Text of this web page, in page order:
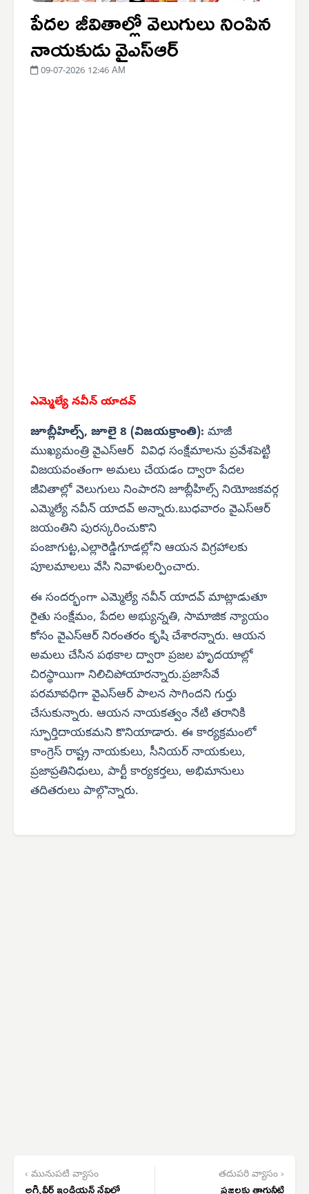
పేదల జీవితాల్లో వెలుగులు నింపిన
నాయకుడు వైఎస్‌ఆర్
09-07-2026 12:46 AM
ఎమ్మెల్యే నవీన్ యాదవ్
జూబ్లీహిల్స్, జూలై 8 (విజయక్రాంతి): మాజీ
ముఖ్యమంత్రి వైఎస్‌ఆర్ వివిధ సంక్షేమాలను ప్రవేశపెట్టి
విజయవంతంగా అమలు చేయడం ద్వారా పేదల
జీవితాల్లో వెలుగులు నింపారని జూబ్లీహిల్స్ నియోజకవర్గ
ఎమ్మెల్యే నవీన్ యాదవ్ అన్నారు.బుధవారం వైఎస్‌ఆర్
జయంతిని పురస్కరించుకొని
పంజాగుట్ట,ఎల్లారెడ్డిగూడల్లోని ఆయన విగ్రహాలకు
పూలమాలలు వేసి నివాళులర్పించారు.
ఈ సందర్భంగా ఎమ్మెల్యే నవీన్ యాదవ్ మాట్లాడుతూ
రైతు సంక్షేమం, పేదల అభ్యున్నతి, సామాజిక న్యాయం
కోసం వైఎస్‌ఆర్ నిరంతరం కృషి చేశారన్నారు. ఆయన
అమలు చేసిన పథకాల ద్వారా ప్రజల హృదయాల్లో
చిరస్థాయిగా నిలిచిపోయారన్నారు.ప్రజాసేవే
పరమావధిగా వైఎస్‌ఆర్ పాలన సాగిందని గుర్తు
చేసుకున్నారు. ఆయన నాయకత్వం నేటి తరానికి
స్ఫూర్తిదాయకమని కొనియాడారు. ఈ కార్యక్రమంలో
కాంగ్రెస్ రాష్ట్ర నాయకులు, సీనియర్ నాయకులు,
ప్రజాప్రతినిధులు, పార్టీ కార్యకర్తలు, అభిమానులు
తదితరులు పాల్గొన్నారు.
‹ మునుపటి వ్యాసం
అగ్నివీర్ ఇండియన్ నేవిలో
తదుపరి వ్యాసం ›
ప్రజలకు తాగునీటి